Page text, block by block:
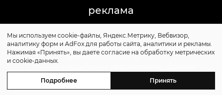
реклама
©2011-2026 Posta-Magazine
Сайт может содержать контент, не предназначенный
для лиц младше 16 лет.
Политика обработки персональных данных
Мы используем cookie-файлы, Яндекс.Метрику, Вебвизор,
аналитику форм и AdFox для работы сайта, аналитики и рекламы.
Нажимая «Принять», вы даете согласие на обработку метрических
и cookie-данных.
Подробнее Принять